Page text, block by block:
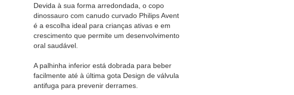
Devida à sua forma arredondada, o copo
dinossauro com canudo curvado Philips Avent
é a escolha ideal para crianças ativas e em
crescimento que permite um desenvolvimento
oral saudável.
A palhinha inferior está dobrada para beber
facilmente até à última gota Design de válvula
antifuga para prevenir derrames.